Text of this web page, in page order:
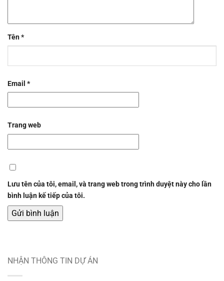
Tên*
Email *
Trang web
Lưu tên của tôi, email, và trang web trong trình duyệt này cho lần
bình luận kế tiếp của tôi.
NHẬN THÔNG TIN DỰ ÁN